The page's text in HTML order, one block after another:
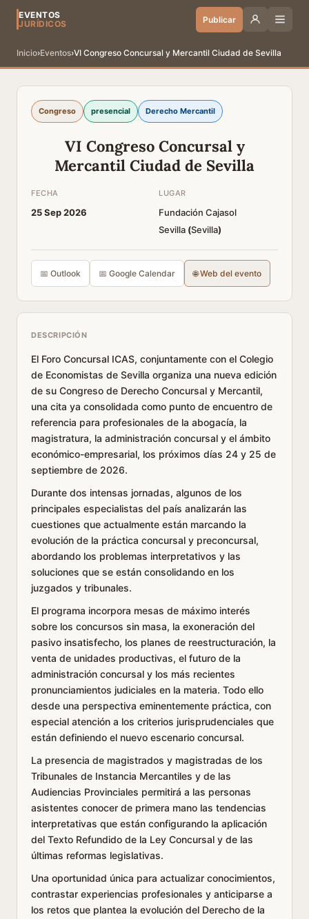
EVENTOS
JURÍDICOS
Publicar
Inicio›Eventos›VI Congreso Concursal y Mercantil Ciudad de Sevilla
Congreso presencial Derecho Mercantil
VI Congreso Concursal y
Mercantil Ciudad de Sevilla
FECHA
25 Sep 2026
LUGAR
Fundación Cajasol
Sevilla (Sevilla)
📅 Outlook 📅 Google Calendar 🌐 Web del evento
DESCRIPCIÓN
El Foro Concursal ICAS, conjuntamente con el Colegio
de Economistas de Sevilla organiza una nueva edición
de su Congreso de Derecho Concursal y Mercantil,
una cita ya consolidada como punto de encuentro de
referencia para profesionales de la abogacía, la
magistratura, la administración concursal y el ámbito
económico-empresarial, los próximos días 24 y 25 de
septiembre de 2026.
Durante dos intensas jornadas, algunos de los
principales especialistas del país analizarán las
cuestiones que actualmente están marcando la
evolución de la práctica concursal y preconcursal,
abordando los problemas interpretativos y las
soluciones que se están consolidando en los
juzgados y tribunales.
El programa incorpora mesas de máximo interés
sobre los concursos sin masa, la exoneración del
pasivo insatisfecho, los planes de reestructuración, la
venta de unidades productivas, el futuro de la
administración concursal y los más recientes
pronunciamientos judiciales en la materia. Todo ello
desde una perspectiva eminentemente práctica, con
especial atención a los criterios jurisprudenciales que
están definiendo el nuevo escenario concursal.
La presencia de magistrados y magistradas de los
Tribunales de Instancia Mercantiles y de las
Audiencias Provinciales permitirá a las personas
asistentes conocer de primera mano las tendencias
interpretativas que están configurando la aplicación
del Texto Refundido de la Ley Concursal y de las
últimas reformas legislativas.
Una oportunidad única para actualizar conocimientos,
contrastar experiencias profesionales y anticiparse a
los retos que plantea la evolución del Derecho de la